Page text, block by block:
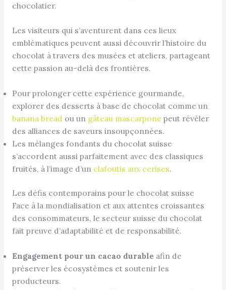
chocolatier.
Les visiteurs qui s’aventurent dans ces lieux
emblématiques peuvent aussi découvrir l’histoire du
chocolat à travers des musées et ateliers, partageant
cette passion au-delà des frontières.
Pour prolonger cette expérience gourmande,
explorer des desserts à base de chocolat comme un
banana bread ou un gâteau mascarpone peut révéler
des alliances de saveurs insoupçonnées.
Les mélanges fondants du chocolat suisse
s’accordent aussi parfaitement avec des classiques
fruités, à l’image d’un clafoutis aux cerises.
Les défis contemporains pour le chocolat suisse
Face à la mondialisation et aux attentes croissantes
des consommateurs, le secteur suisse du chocolat
fait preuve d’adaptabilité et de responsabilité.
Engagement pour un cacao durableafin de
préserver les écosystèmes et soutenir les
producteurs.